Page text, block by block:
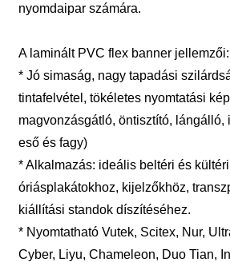
nyomdaipar számára.
A laminált PVC flex banner jellemzői:
* Jó simaság, nagy tapadási
tintafelvétel, tökéletes nyomtatási
magvonzásgátló, öntisztító, lángálló,
eső és fagy)
* Alkalmazás: ideális beltéri és
óriásplakátokhoz, kijelzőkhöz,
kiállítási standok díszítéséhez.
* Nyomtatható Vutek, Scitex, Nur,
Cyber, Liyu, Chameleon, Duo Tian,